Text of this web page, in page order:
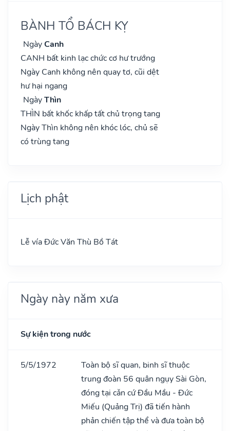
BÀNH TỔ BÁCH KỴ
NgàyCanh
CANH bất kinh lạc chức cơ hư trướng
Ngày Canh không nên quay tơ, cũi dệt
hư hại ngang
NgàyThìn
THÌN bất khốc khấp tất chủ trọng tang
Ngày Thìn không nên khóc lóc, chủ sẽ
có trùng tang
Lịch phật
Lễ vía Đức Văn Thù Bồ Tát
Ngày này năm xưa
Sự kiện trong nước
5/5/1972
Toàn bộ sĩ quan, binh sĩ thuộc
trung đoàn 56 quân ngụy Sài Gòn,
đóng tại cǎn cứ Đầu Mầu - Đức
Miếu (Quảng Trị) đã tiến hành
phản chiến tập thể và đưa toàn bộ